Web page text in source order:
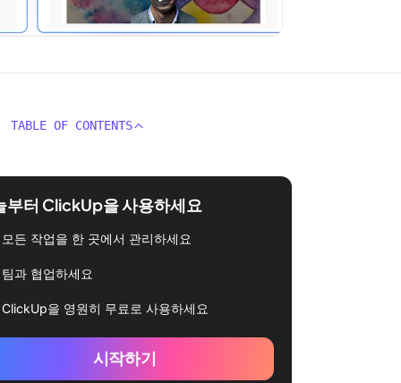
TABLE OF CONTENTS
부터 ClickUp을 사용하세요
모든 작업을 한 곳에서 관리하세요
팀과 협업하세요
ClickUp을 영원히 무료로 사용하세요
시작하기